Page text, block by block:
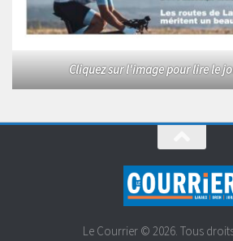
Cliquez sur l'image pour lire le
Le Courrier © 2026. Tous